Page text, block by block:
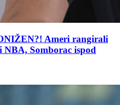
Ameri rangirali
Somborac ispod